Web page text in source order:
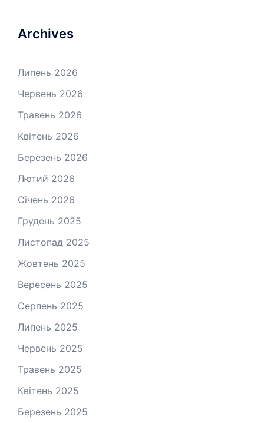
Archives
Липень 2026
Червень 2026
Травень 2026
Квітень 2026
Березень 2026
Лютий 2026
Січень 2026
Грудень 2025
Листопад 2025
Жовтень 2025
Вересень 2025
Серпень 2025
Липень 2025
Червень 2025
Травень 2025
Квітень 2025
Березень 2025